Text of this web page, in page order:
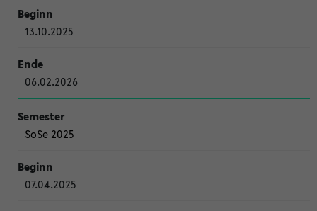
13.10.2025
06.02.2026
SoSe 2025
07.04.2025